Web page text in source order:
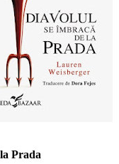
Prada